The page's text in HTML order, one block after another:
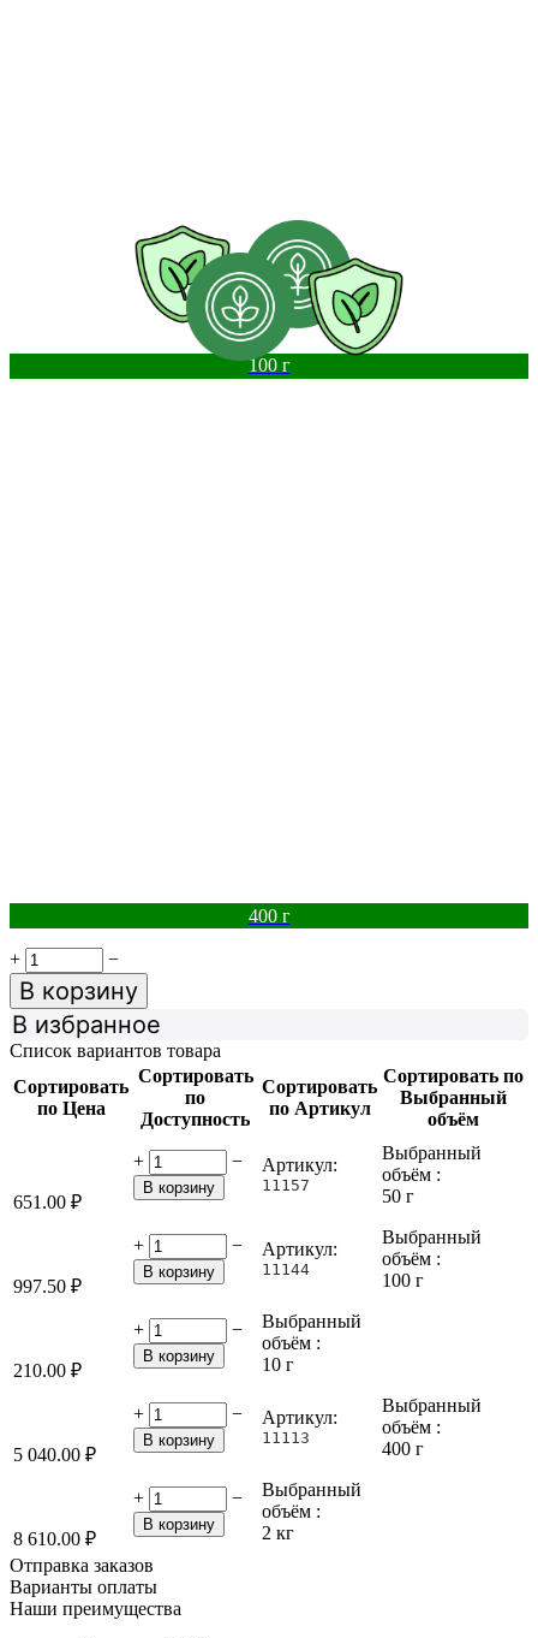
100 г
400 г
+ −
В корзину
В избранное
Список вариантов товара
Сортировать
по Цена
Сортировать
по
Доступность
Сортировать
по Артикул
Сортировать по
Выбранный
объём
651.00 ₽
+ −
В корзину
Артикул:
11157
Выбранный
объём :
50 г
997.50 ₽
+ −
В корзину
Артикул:
11144
Выбранный
объём :
100 г
210.00 ₽
+ −
В корзину
Выбранный
объём :
10 г
5 040.00 ₽
+ −
В корзину
Артикул:
11113
Выбранный
объём :
400 г
8 610.00 ₽
+ −
В корзину
Выбранный
объём :
2 кг
Отправка заказов
Варианты оплаты
Наши преимущества